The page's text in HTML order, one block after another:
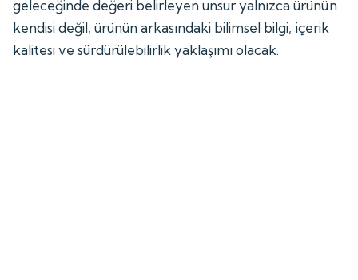
geleceğinde değeri belirleyen unsur yalnızca ürünün
kendisi değil, ürünün arkasındaki bilimsel bilgi, içerik
kalitesi ve sürdürülebilirlik yaklaşımı olacak.